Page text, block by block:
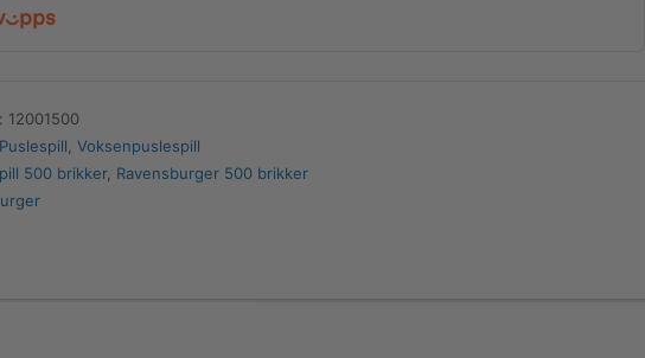
12001500
Voksenpuslespill
500 brikker, Ravensburger 500 brikker